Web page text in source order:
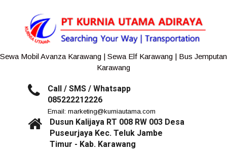
Sewa Mobil Avanza Karawang | Sewa Elf Karawang | Bus Jemputan
Karawang
Call / SMS / Whatsapp
085222212226
Email: marketing@kurniautama.com
Dusun Kalijaya RT 008 RW 003 Desa
Puseurjaya Kec. Teluk Jambe
Timur - Kab. Karawang